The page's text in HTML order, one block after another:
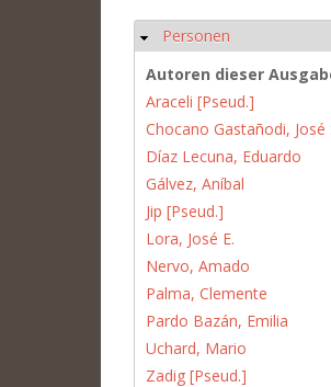
Hide
Personen
Autoren dieser
Araceli [Pseud.]
Chocano Gastañodi, José
Díaz Lecuna, Eduardo
Gálvez, Aníbal
Jip [Pseud.]
Lora, José E.
Nervo, Amado
Palma, Clemente
Pardo Bazán, Emilia
Uchard, Mario
Zadig [Pseud.]